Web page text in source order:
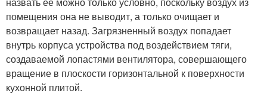
помещения она не выводит, а только очищает и
возвращает назад. Загрязненный воздух попадает
внутрь корпуса устройства под воздействием тяги,
создаваемой лопастями вентилятора, совершающего
вращение в плоскости горизонтальной к поверхности
кухонной плитой.